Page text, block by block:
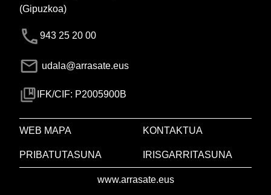
(Gipuzkoa)
943 25 20 00
udala@arrasate.eus
IFK/CIF: P2005900B
WEB MAPA KONTAKTUA
PRIBATUTASUNA IRISGARRITASUNA
www.arrasate.eus